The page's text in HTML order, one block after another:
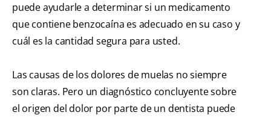
puede ayudarle a determinar si un medicamento
que contiene benzocaína es adecuado en su caso y
cuál es la cantidad segura para usted.
Las causas de los dolores de muelas no siempre
son claras. Pero un diagnóstico concluyente sobre
el origen del dolor por parte de un dentista puede